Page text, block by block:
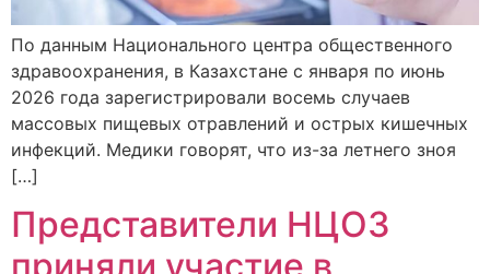
По данным Национального центра общественного
здравоохранения, в Казахстане с января по июнь
2026 года зарегистрировали восемь случаев
массовых пищевых отравлений и острых кишечных
инфекций. Медики говорят, что из-за летнего зноя
[…]
Представители НЦОЗ